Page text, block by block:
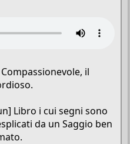
Compassionevole, il
Libro i cui segni sono
da un Saggio ben